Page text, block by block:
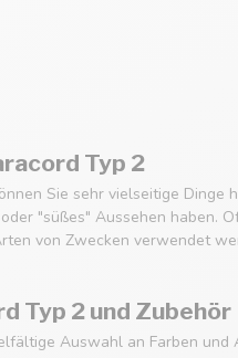
Typ 2
Sie sehr vielseitige Dinge
"süßes" Aussehen haben.
von Zwecken verwendet
Typ 2 und Zubehör
Auswahl an Farben und